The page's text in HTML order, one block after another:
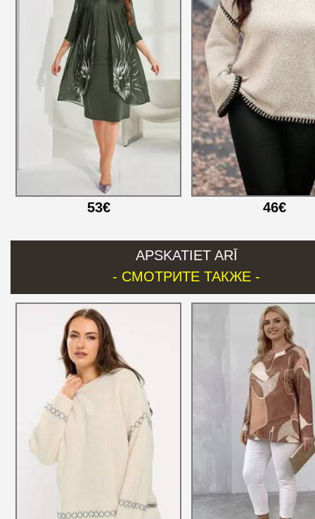
53€ 46€
APSKATIET ARĪ
- СМОТРИТЕ ТАКЖЕ -